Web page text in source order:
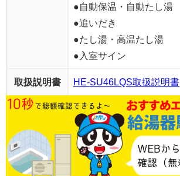
●自動保温・自動たし湯
●追いだき
●たし湯・高温たし湯
●入室サイン
取扱説明書 HE-SU46LQS取扱説明書